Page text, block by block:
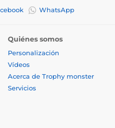
WhatsApp
Quiénes somos
Personalización
Vídeos
Acerca de Trophy monster
Servicios